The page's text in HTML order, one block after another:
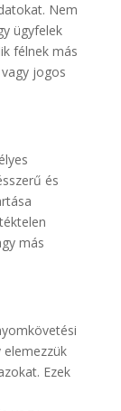
Nem
ügyfelek
félnek más
jogos
és
más
Ezek